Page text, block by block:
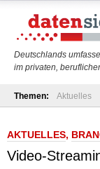
Deutschlands
im privaten,
Themen: Aktuelles
AKTUELLES,
Video-